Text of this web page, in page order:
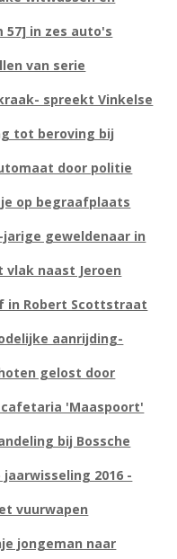
57] in zes auto's
van serie
spreekt Vinkelse
tot beroving bij
door politie
op begraafplaats
jarige geweldenaar in
naast Jeroen
in Robert Scottstraat
aanrijding-
gelost door
'Maaspoort'
bij Bossche
2016 -
vuurwapen
jongeman naar